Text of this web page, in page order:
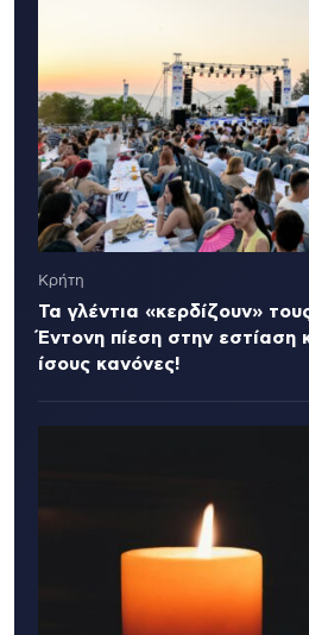
Κρήτη
Τα γλέντια «κερδίζουν»
Έντονη πίεση στην εστίαση
ίσους κανόνες!